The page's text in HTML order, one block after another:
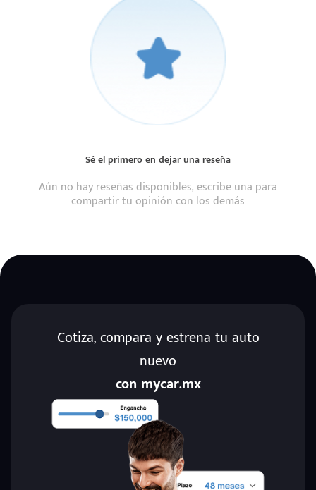
Sé el primero en dejar una reseña
Aún no hay reseñas disponibles, escribe una para
compartir tu opinión con los demás
Cotiza, compara y estrena tu auto
nuevo
con mycar.mx